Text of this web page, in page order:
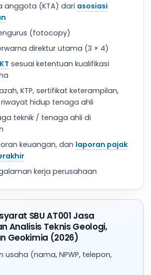
anggota (KTA) dari asosiasi
(fotocopy)
direktur utama (3 × 4)
sesuai ketentuan kualifikasi
KTP, sertifikat keterampilan,
hidup tenaga ahli
teknik / tenaga ahli di
keuangan, dan laporan pajak
kerja perusahaan
SBU AT001 Jasa
Analisis Teknis Geologi,
Geokimia (2026)
usaha (nama, NPWP, telepon,